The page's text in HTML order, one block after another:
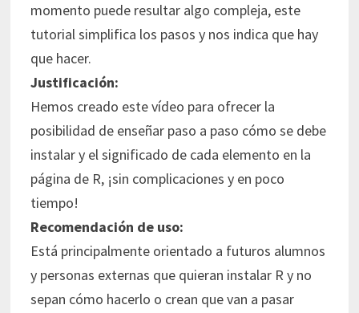
momento puede resultar algo compleja, este
tutorial simplifica los pasos y nos indica que hay
que hacer.
Justificación:
Hemos creado este vídeo para ofrecer la
posibilidad de enseñar paso a paso cómo se debe
instalar y el significado de cada elemento en la
página de R, ¡sin complicaciones y en poco
tiempo!
Recomendación de uso:
Está principalmente orientado a futuros alumnos
y personas externas que quieran instalar R y no
sepan cómo hacerlo o crean que van a pasar